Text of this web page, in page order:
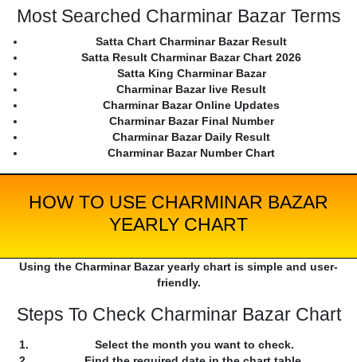
Most Searched Charminar Bazar Terms
Satta Chart Charminar Bazar Result
Satta Result Charminar Bazar Chart 2026
Satta King Charminar Bazar
Charminar Bazar live Result
Charminar Bazar Online Updates
Charminar Bazar Final Number
Charminar Bazar Daily Result
Charminar Bazar Number Chart
HOW TO USE CHARMINAR BAZAR
YEARLY CHART
Using the Charminar Bazar yearly chart is simple and user-
friendly.
Steps To Check Charminar Bazar Chart
Select the month you want to check.